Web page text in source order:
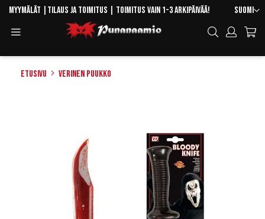
Skip
Content
Kieli
Suomi
Myymälät Tilaus ja toimitus | Toimitus vain 1-3 arkipäivää!
Hae
Etusivu Verinen puukko